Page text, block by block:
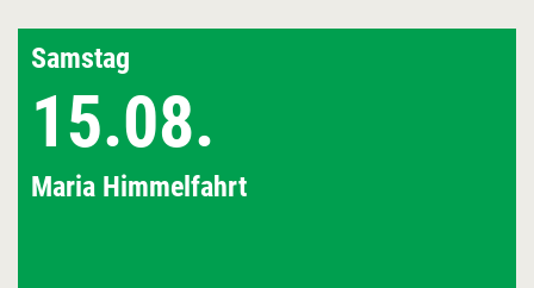
Samstag
15.08.
Maria Himmelfahrt